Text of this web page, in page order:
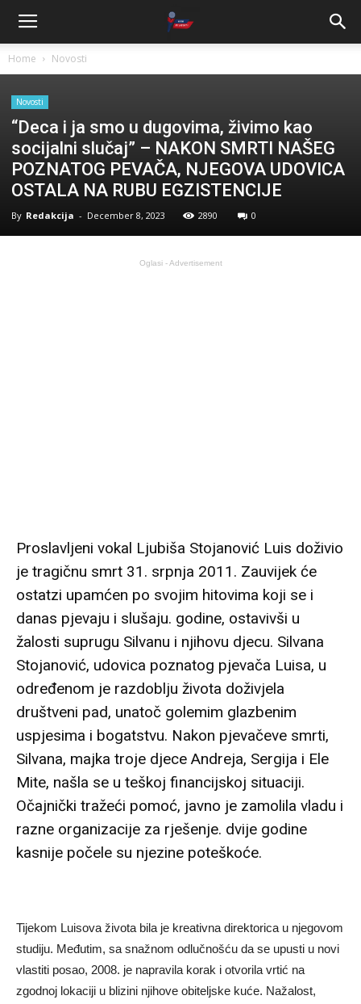
Home Novosti
Novosti
“Deca i ja smo u dugovima, živimo kao
socijalni slučaj” – NAKON SMRTI NAŠEG
POZNATOG PEVAČA, NJEGOVA UDOVICA
OSTALA NA RUBU EGZISTENCIJE
By Redakcija - December 8, 2023 2890 0
Oglasi - Advertisement
Proslavljeni vokal Ljubiša Stojanović Luis doživio
je tragičnu smrt 31. srpnja 2011. Zauvijek će
ostatzi upamćen po svojim hitovima koji se i
danas pjevaju i slušaju. godine, ostavivši u
žalosti suprugu Silvanu i njihovu djecu. Silvana
Stojanović, udovica poznatog pjevača Luisa, u
određenom je razdoblju života doživjela
društveni pad, unatoč golemim glazbenim
uspjesima i bogatstvu. Nakon pjevačeve smrti,
Silvana, majka troje djece Andreja, Sergija i Ele
Mite, našla se u teškoj financijskoj situaciji.
Očajnički tražeći pomoć, javno je zamolila vladu i
razne organizacije za rješenje. dvije godine
kasnije počele su njezine poteškoće.
Tijekom Luisova života bila je kreativna direktorica u njegovom
studiju. Međutim, sa snažnom odlučnošću da se upusti u novi
vlastiti posao, 2008. je napravila korak i otvorila vrtić na
zgodnoj lokaciji u blizini njihove obiteljske kuće. Nažalost,